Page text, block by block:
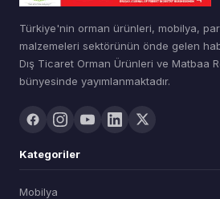
Türkiye'nin orman ürünleri, mobilya,
malzemeleri sektörünün önde gelen
Dış Ticaret Orman Ürünleri ve Matbaa
bünyesinde yayımlanmaktadır.
Kategoriler
Mobilya